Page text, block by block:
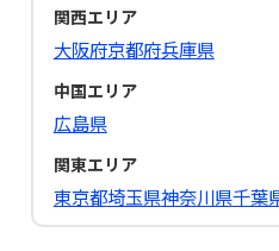
関西エリア
大阪府京都府兵庫県
中国エリア
広島県
関東エリア
東京都埼玉県神奈川県千葉